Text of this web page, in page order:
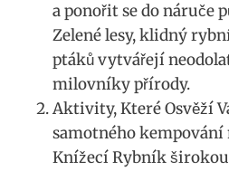
a ponořit se do náruče
Zelené lesy, klidný
ptáků vytvářejí
milovníky přírody.
Aktivity, Které Osvěží
samotného kempování
Knížecí Rybník